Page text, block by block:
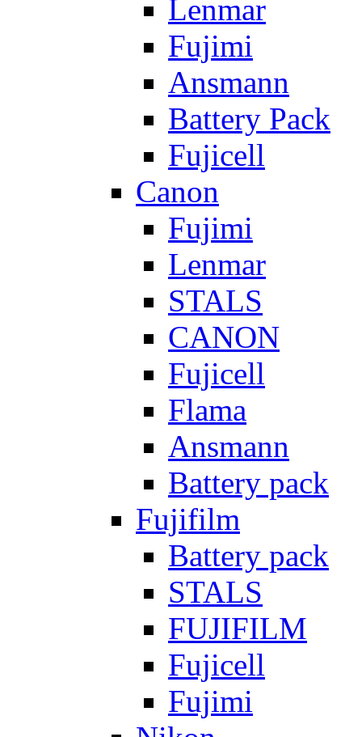
Lenmar
Fujimi
Ansmann
Battery Pack
Fujicell
Canon
Fujimi
Lenmar
STALS
CANON
Fujicell
Flama
Ansmann
Battery pack
Fujifilm
Battery pack
STALS
FUJIFILM
Fujicell
Fujimi